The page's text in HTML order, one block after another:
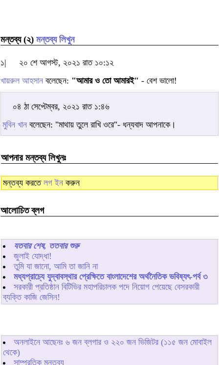
মন্তব্য (২) মন্তব্য লিখুন
১|
২০ শে আগস্ট, ২০২১ রাত ১০:১২
খায়রুল আহসান বলেছেন: "আমার ও তো আমারই" - বেশ ভালো!
০৪ ঠা সেপ্টেম্বর, ২০২১ রাত ১:৪৬
মুবিন খান বলেছেন: "মাথায় তুলে রাখি ওরে"- ধন্যবাদ আপনাকে।
আপনার মন্তব্য লিখুনঃ
মন্তব্য করতে লগ ইন করুন
আলোচিত ব্লগ
যতবার শেষ, ততবার শুরু
জুলাই যোদ্ধা!
তুমি যা জানো, আমি তা জানি না
মধ্যপ্রাচ্যে যুদ্বাবস্থার প্রেক্ষিতে বাংলাদেশের অর্থনৈতিক ভবিষ্যৎ-পর্ব ৩
সরকারী প্রতিষ্ঠান বিটিভির মহাপরিচালক পদে নিয়োগ পেয়েছে বেসরকারী
ব্যক্তি কাজি জেসিন!
অনলাইনে আছেনঃ ৬ জন ব্লগার ও ২২০ জন ভিজিটর (১১৫ জন মোবাইল
থেকে)
সাম্প্রতিক মন্তব্য